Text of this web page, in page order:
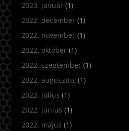
2023. január(1)
2022. december(1)
2022. november(1)
2022. október(1)
2022. szeptember(1)
2022. augusztus (1)
2022. július (1)
2022. június (1)
2022. május (1)